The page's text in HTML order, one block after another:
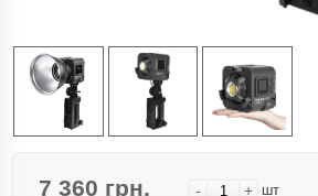
7 360 грн. - + шт